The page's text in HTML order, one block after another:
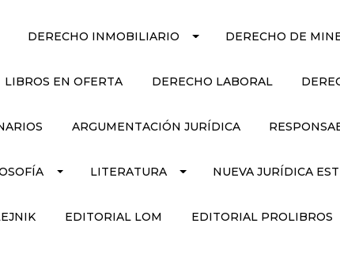
DERECHO INMOBILIARIO DERECHO DE
LIBROS EN OFERTA DERECHO LABORAL
ARGUMENTACIÓN JURÍDICA
LITERATURA NUEVA JURÍDICA
EDITORIAL LOM EDITORIAL PROLIBROS